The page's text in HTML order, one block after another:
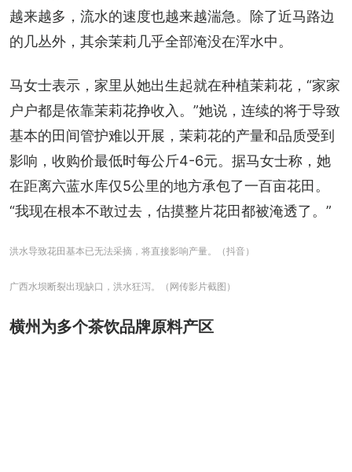
越来越多，流水的速度也越来越湍急。除了近马路边
的几丛外，其余茉莉几乎全部淹没在浑水中。
马女士表示，家里从她出生起就在种植茉莉花，“家家
户户都是依靠茉莉花挣收入。”她说，连续的将于导致
基本的田间管护难以开展，茉莉花的产量和品质受到
影响，收购价最低时每公斤4-6元。据马女士称，她
在距离六蓝水库仅5公里的地方承包了一百亩花田。
“我现在根本不敢过去，估摸整片花田都被淹透了。”
洪水导致花田基本已无法采摘，将直接影响产量。（抖音）
广西水坝断裂出现缺口，洪水狂泻。（网传影片截图）
横州为多个茶饮品牌原料产区